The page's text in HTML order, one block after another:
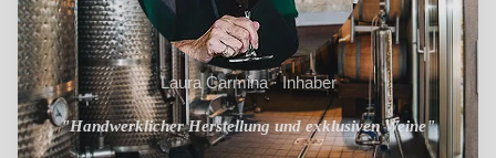
Laura Carmina · Inhaber
"Handwerklicher Herstellung und exklusiven Weine"